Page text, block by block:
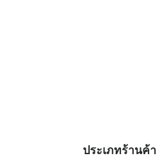
ประเภทร้านค้า